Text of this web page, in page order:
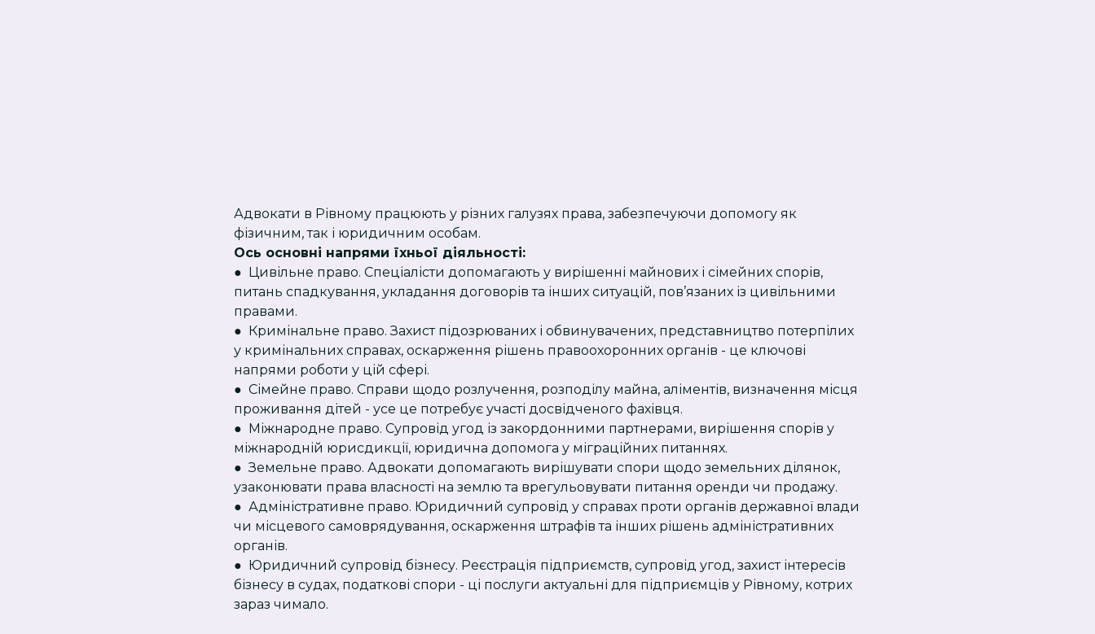
Адвокати в Рівному працюють у різних галузях права, забезпечуючи допомогу як
фізичним, так і юридичним особам.
Ось основні напрями їхньої діяльності:
● Цивільне право. Спеціалісти допомагають у вирішенні майнових і сімейних спорів,
питань спадкування, укладання договорів та інших ситуацій, пов’язаних із цивільними
правами.
● Кримінальне право. Захист підозрюваних і обвинувачених, представництво потерпілих
у кримінальних справах, оскарження рішень правоохоронних органів - це ключові
напрями роботи у цій сфері.
● Сімейне право. Справи щодо розлучення, розподілу майна, аліментів, визначення місця
проживання дітей - усе це потребує участі досвідченого фахівця.
● Міжнародне право. Супровід угод із закордонними партнерами, вирішення спорів у
міжнародній юрисдикції, юридична допомога у міграційних питаннях.
● Земельне право. Адвокати допомагають вирішувати спори щодо земельних ділянок,
узаконювати права власності на землю та врегульовувати питання оренди чи продажу.
● Адміністративне право. Юридичний супровід у справах проти органів державної влади
чи місцевого самоврядування, оскарження штрафів та інших рішень адміністративних
органів.
● Юридичний супровід бізнесу. Реєстрація підприємств, супровід угод, захист інтересів
бізнесу в судах, податкові спори - ці послуги актуальні для підприємців у Рівному, котрих
зараз чимало.